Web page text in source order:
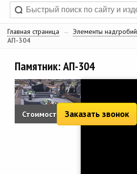
Главная страница → Элементы надгробий
АП-304
Памятник: АП-304
Стоимость: Заказать звонок